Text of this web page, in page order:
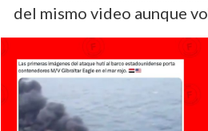
del mismo video aunque